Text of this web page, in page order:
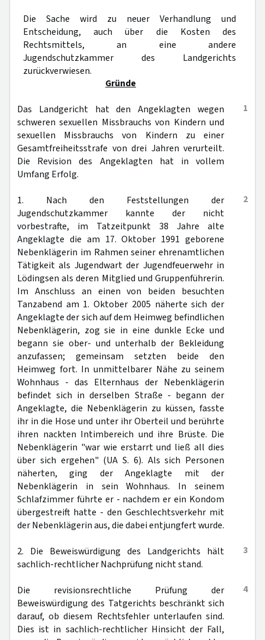
Die Sache wird zu neuer Verhandlung und
Entscheidung, auch über die Kosten des
Rechtsmittels, an eine andere
Jugendschutzkammer des Landgerichts
zurückverwiesen.
Gründe
1
Das Landgericht hat den Angeklagten wegen
schweren sexuellen Missbrauchs von Kindern und
sexuellen Missbrauchs von Kindern zu einer
Gesamtfreiheitsstrafe von drei Jahren verurteilt.
Die Revision des Angeklagten hat in vollem
Umfang Erfolg.
2
1. Nach den Feststellungen der
Jugendschutzkammer kannte der nicht
vorbestrafte, im Tatzeitpunkt 38 Jahre alte
Angeklagte die am 17. Oktober 1991 geborene
Nebenklägerin im Rahmen seiner ehrenamtlichen
Tätigkeit als Jugendwart der Jugendfeuerwehr in
Lödingsen als deren Mitglied und Gruppenführerin.
Im Anschluss an einen von beiden besuchten
Tanzabend am 1. Oktober 2005 näherte sich der
Angeklagte der sich auf dem Heimweg befindlichen
Nebenklägerin, zog sie in eine dunkle Ecke und
begann sie ober- und unterhalb der Bekleidung
anzufassen; gemeinsam setzten beide den
Heimweg fort. In unmittelbarer Nähe zu seinem
Wohnhaus - das Elternhaus der Nebenklägerin
befindet sich in derselben Straße - begann der
Angeklagte, die Nebenklägerin zu küssen, fasste
ihr in die Hose und unter ihr Oberteil und berührte
ihren nackten Intimbereich und ihre Brüste. Die
Nebenklägerin "war wie erstarrt und ließ all dies
über sich ergehen" (UA S. 6). Als sich Personen
näherten, ging der Angeklagte mit der
Nebenklägerin in sein Wohnhaus. In seinem
Schlafzimmer führte er - nachdem er ein Kondom
übergestreift hatte - den Geschlechtsverkehr mit
der Nebenklägerin aus, die dabei entjungfert wurde.
3
2. Die Beweiswürdigung des Landgerichts hält
sachlich-rechtlicher Nachprüfung nicht stand.
4
Die revisionsrechtliche Prüfung der
Beweiswürdigung des Tatgerichts beschränkt sich
darauf, ob diesem Rechtsfehler unterlaufen sind.
Dies ist in sachlich-rechtlicher Hinsicht der Fall,